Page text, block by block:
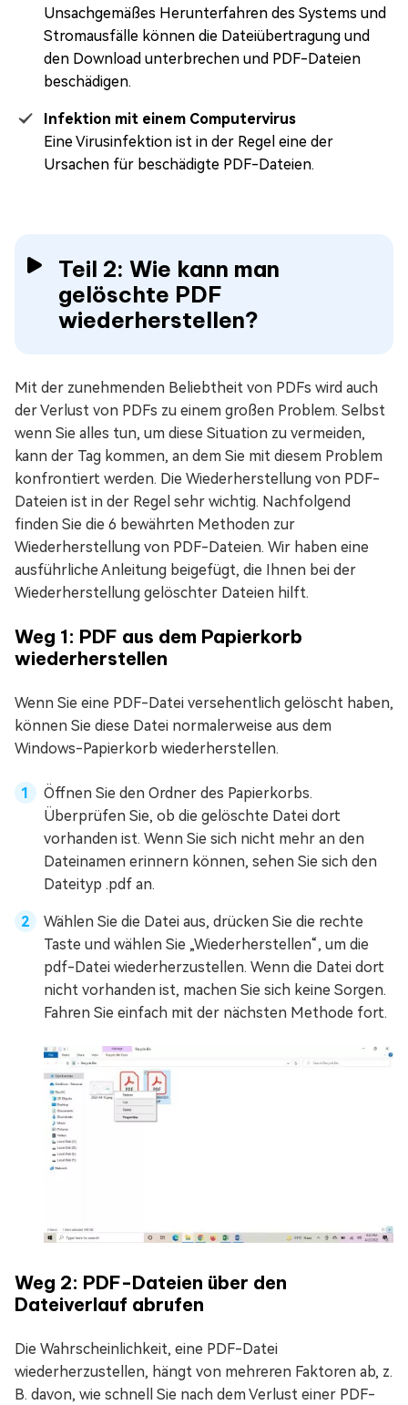
Unsachgemäßes Herunterfahren des Systems und
Stromausfälle können die Dateiübertragung und
den Download unterbrechen und PDF-Dateien
beschädigen.
Infektion mit einem Computervirus
Eine Virusinfektion ist in der Regel eine der
Ursachen für beschädigte PDF-Dateien.
Teil 2: Wie kann man
gelöschte PDF
wiederherstellen?
Mit der zunehmenden Beliebtheit von PDFs wird auch
der Verlust von PDFs zu einem großen Problem. Selbst
wenn Sie alles tun, um diese Situation zu vermeiden,
kann der Tag kommen, an dem Sie mit diesem Problem
konfrontiert werden. Die Wiederherstellung von PDF-
Dateien ist in der Regel sehr wichtig. Nachfolgend
finden Sie die 6 bewährten Methoden zur
Wiederherstellung von PDF-Dateien. Wir haben eine
ausführliche Anleitung beigefügt, die Ihnen bei der
Wiederherstellung gelöschter Dateien hilft.
Weg 1: PDF aus dem Papierkorb
wiederherstellen
Wenn Sie eine PDF-Datei versehentlich gelöscht haben,
können Sie diese Datei normalerweise aus dem
Windows-Papierkorb wiederherstellen.
Öffnen Sie den Ordner des Papierkorbs.
Überprüfen Sie, ob die gelöschte Datei dort
vorhanden ist. Wenn Sie sich nicht mehr an den
Dateinamen erinnern können, sehen Sie sich den
Dateityp .pdf an.
Wählen Sie die Datei aus, drücken Sie die rechte
Taste und wählen Sie „Wiederherstellen“, um die
pdf-Datei wiederherzustellen. Wenn die Datei dort
nicht vorhanden ist, machen Sie sich keine Sorgen.
Fahren Sie einfach mit der nächsten Methode fort.
Weg 2: PDF-Dateien über den
Dateiverlauf abrufen
Die Wahrscheinlichkeit, eine PDF-Datei
wiederherzustellen, hängt von mehreren Faktoren ab, z.
B. davon, wie schnell Sie nach dem Verlust einer PDF-